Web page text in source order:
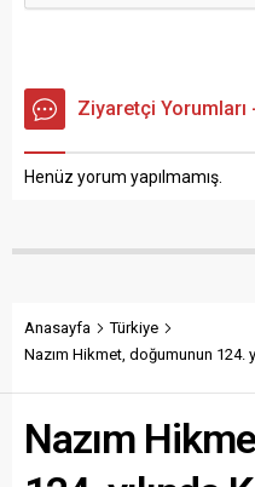
Ziyaretçi Yorumları
Henüz yorum yapılmamış.
Anasayfa
Türkiye
Nazım Hikmet, doğumunun 124.
Nazım